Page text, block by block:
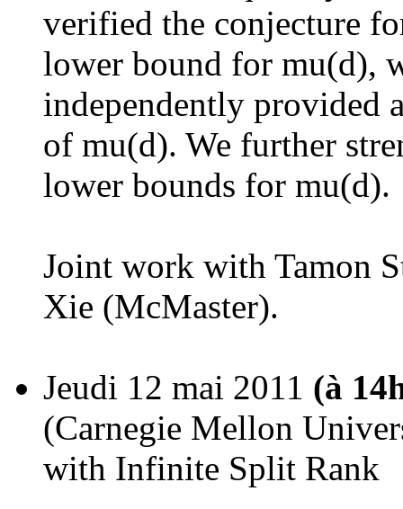
verified the conjecture
lower bound for mu(d),
independently provided
of mu(d). We further
lower bounds for mu(d).
Joint work with Tamon
Xie (McMaster).
Jeudi 12 mai 2011 (à
(Carnegie Mellon
with Infinite Split Rank